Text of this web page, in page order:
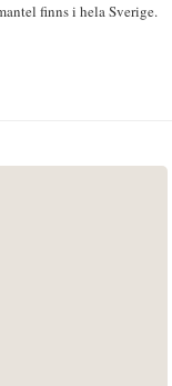
finns i hela Sverige.